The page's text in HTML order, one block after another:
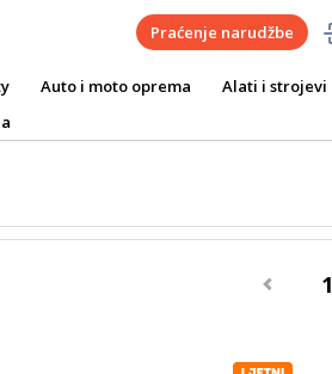
Praćenje narudžbe
Auto i moto oprema Alati i strojevi
1